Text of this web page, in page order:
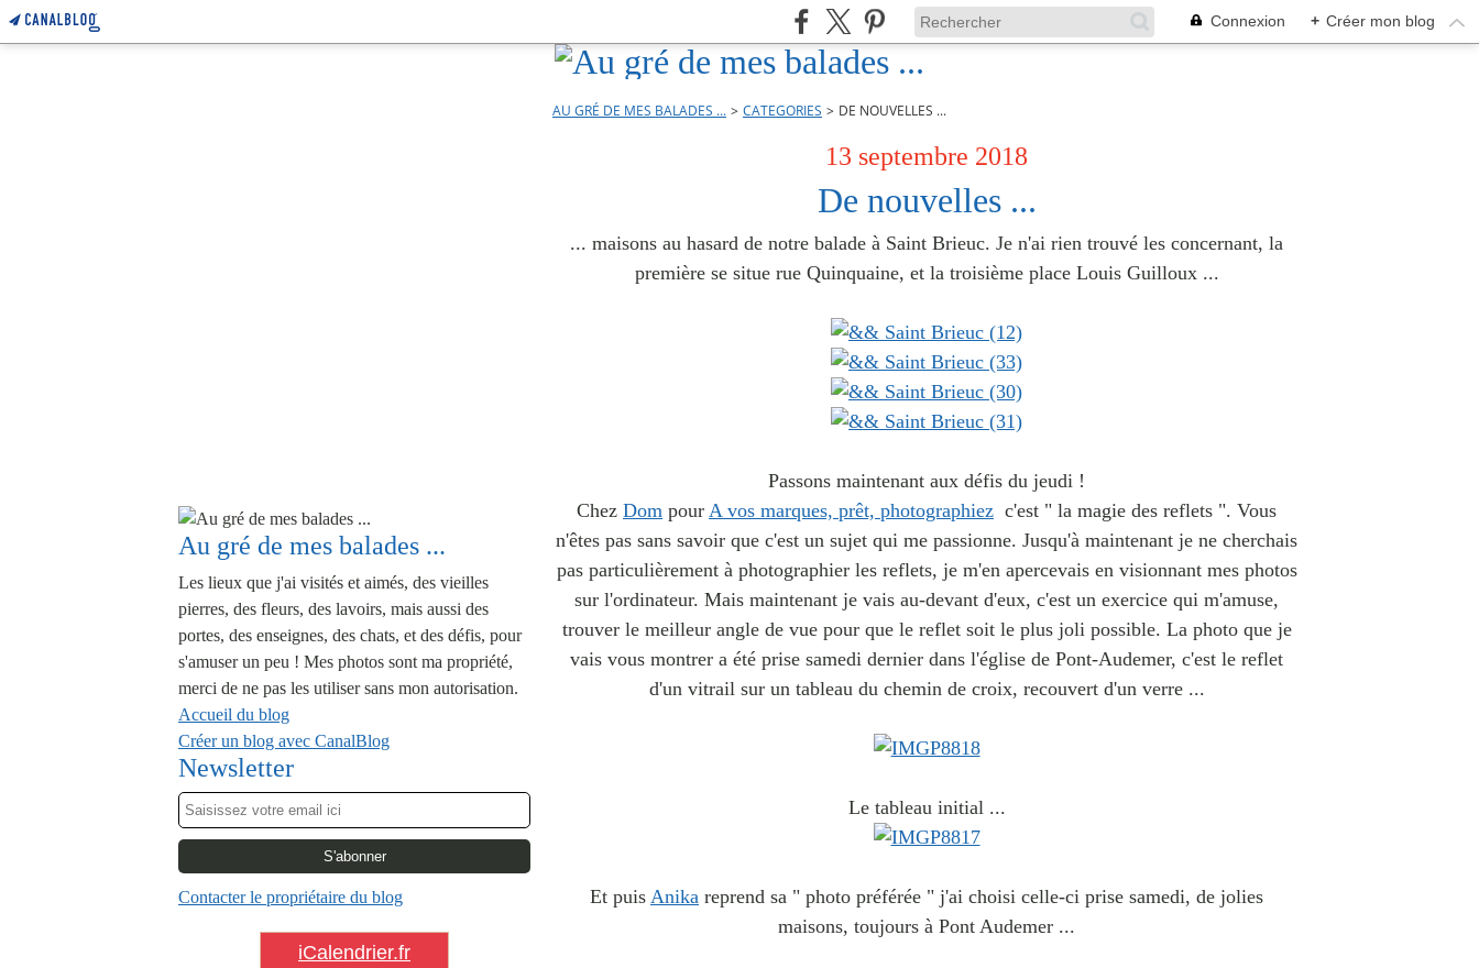
Connexion + Créer mon blog
Au gré de mes balades ...
Les lieux que j'ai visités et aimés, des vieilles
pierres, des fleurs, des lavoirs, mais aussi des
portes, des enseignes, des chats, et des défis, pour
s'amuser un peu ! Mes photos sont ma propriété,
merci de ne pas les utiliser sans mon autorisation.
Accueil du blog
Créer un blog avec CanalBlog
Newsletter
Contacter le propriétaire du blog
iCalendrier.fr
AU GRÉ DE MES BALADES ... > CATEGORIES > DE NOUVELLES ...
13 septembre 2018
De nouvelles ...
... maisons au hasard de notre balade à Saint Brieuc. Je n'ai rien trouvé les concernant, la
première se situe rue Quinquaine, et la troisième place Louis Guilloux ...
Passons maintenant aux défis du jeudi !
Chez Dom pour A vos marques, prêt, photographiez c'est " la magie des reflets ". Vous
n'êtes pas sans savoir que c'est un sujet qui me passionne. Jusqu'à maintenant je ne cherchais
pas particulièrement à photographier les reflets, je m'en apercevais en visionnant mes photos
sur l'ordinateur. Mais maintenant je vais au-devant d'eux, c'est un exercice qui m'amuse,
trouver le meilleur angle de vue pour que le reflet soit le plus joli possible. La photo que je
vais vous montrer a été prise samedi dernier dans l'église de Pont-Audemer, c'est le reflet
d'un vitrail sur un tableau du chemin de croix, recouvert d'un verre ...
Le tableau initial ...
Et puis Anika reprend sa " photo préférée " j'ai choisi celle-ci prise samedi, de jolies
maisons, toujours à Pont Audemer ...